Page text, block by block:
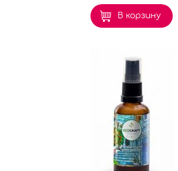
В корзину